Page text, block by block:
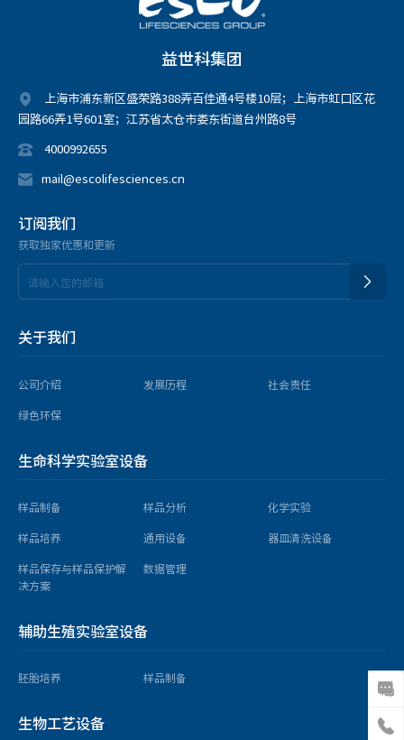
益世科集团
上海市浦东新区盛荣路388弄百佳通4号楼10层；上海市虹口区花
园路66弄1号601室；江苏省太仓市娄东街道台州路8号
4000992655
mail@escolifesciences.cn
订阅我们
获取独家优惠和更新
关于我们
公司介绍 发展历程
社会责任
绿色环保
生命科学实验室设备
样品制备 样品分析
化学实验
样品培养
通用设备
器皿清洗设备
样品保存与样品保护解
决方案
数据管理
辅助生殖实验室设备
胚胎培养 样品制备
生物工艺设备